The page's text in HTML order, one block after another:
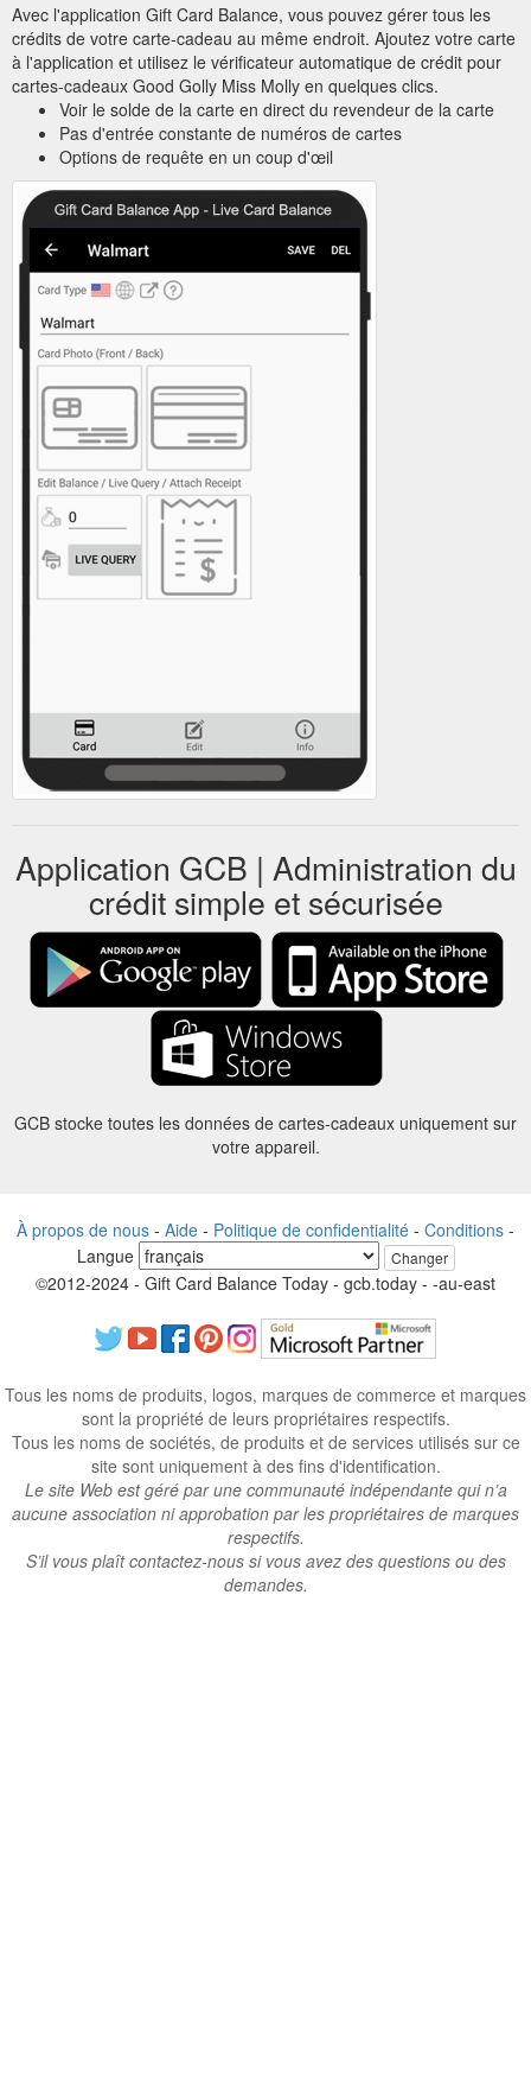
Avec l'application Gift Card Balance, vous pouvez gérer tous les
crédits de votre carte-cadeau au même endroit. Ajoutez votre carte
à l'application et utilisez le vérificateur automatique de crédit pour
cartes-cadeaux Good Golly Miss Molly en quelques clics.
Voir le solde de la carte en direct du revendeur de la carte
Pas d'entrée constante de numéros de cartes
Options de requête en un coup d'œil
Application GCB | Administration du
crédit simple et sécurisée
GCB stocke toutes les données de cartes-cadeaux uniquement sur
votre appareil.
À propos de nous - Aide - Politique de confidentialité - Conditions -
Langue
Changer
©2012-2024 - Gift Card Balance Today - gcb.today - -au-east
Tous les noms de produits, logos, marques de commerce et marques
sont la propriété de leurs propriétaires respectifs.
Tous les noms de sociétés, de produits et de services utilisés sur ce
site sont uniquement à des fins d'identification.
Le site Web est géré par une communauté indépendante qui n’a
aucune association ni approbation par les propriétaires de marques
respectifs.
S’il vous plaît contactez-nous si vous avez des questions ou des
demandes.